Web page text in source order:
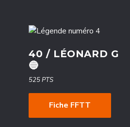
40 / LÉONARD G
🔵
525 PTS
Fiche FFTT